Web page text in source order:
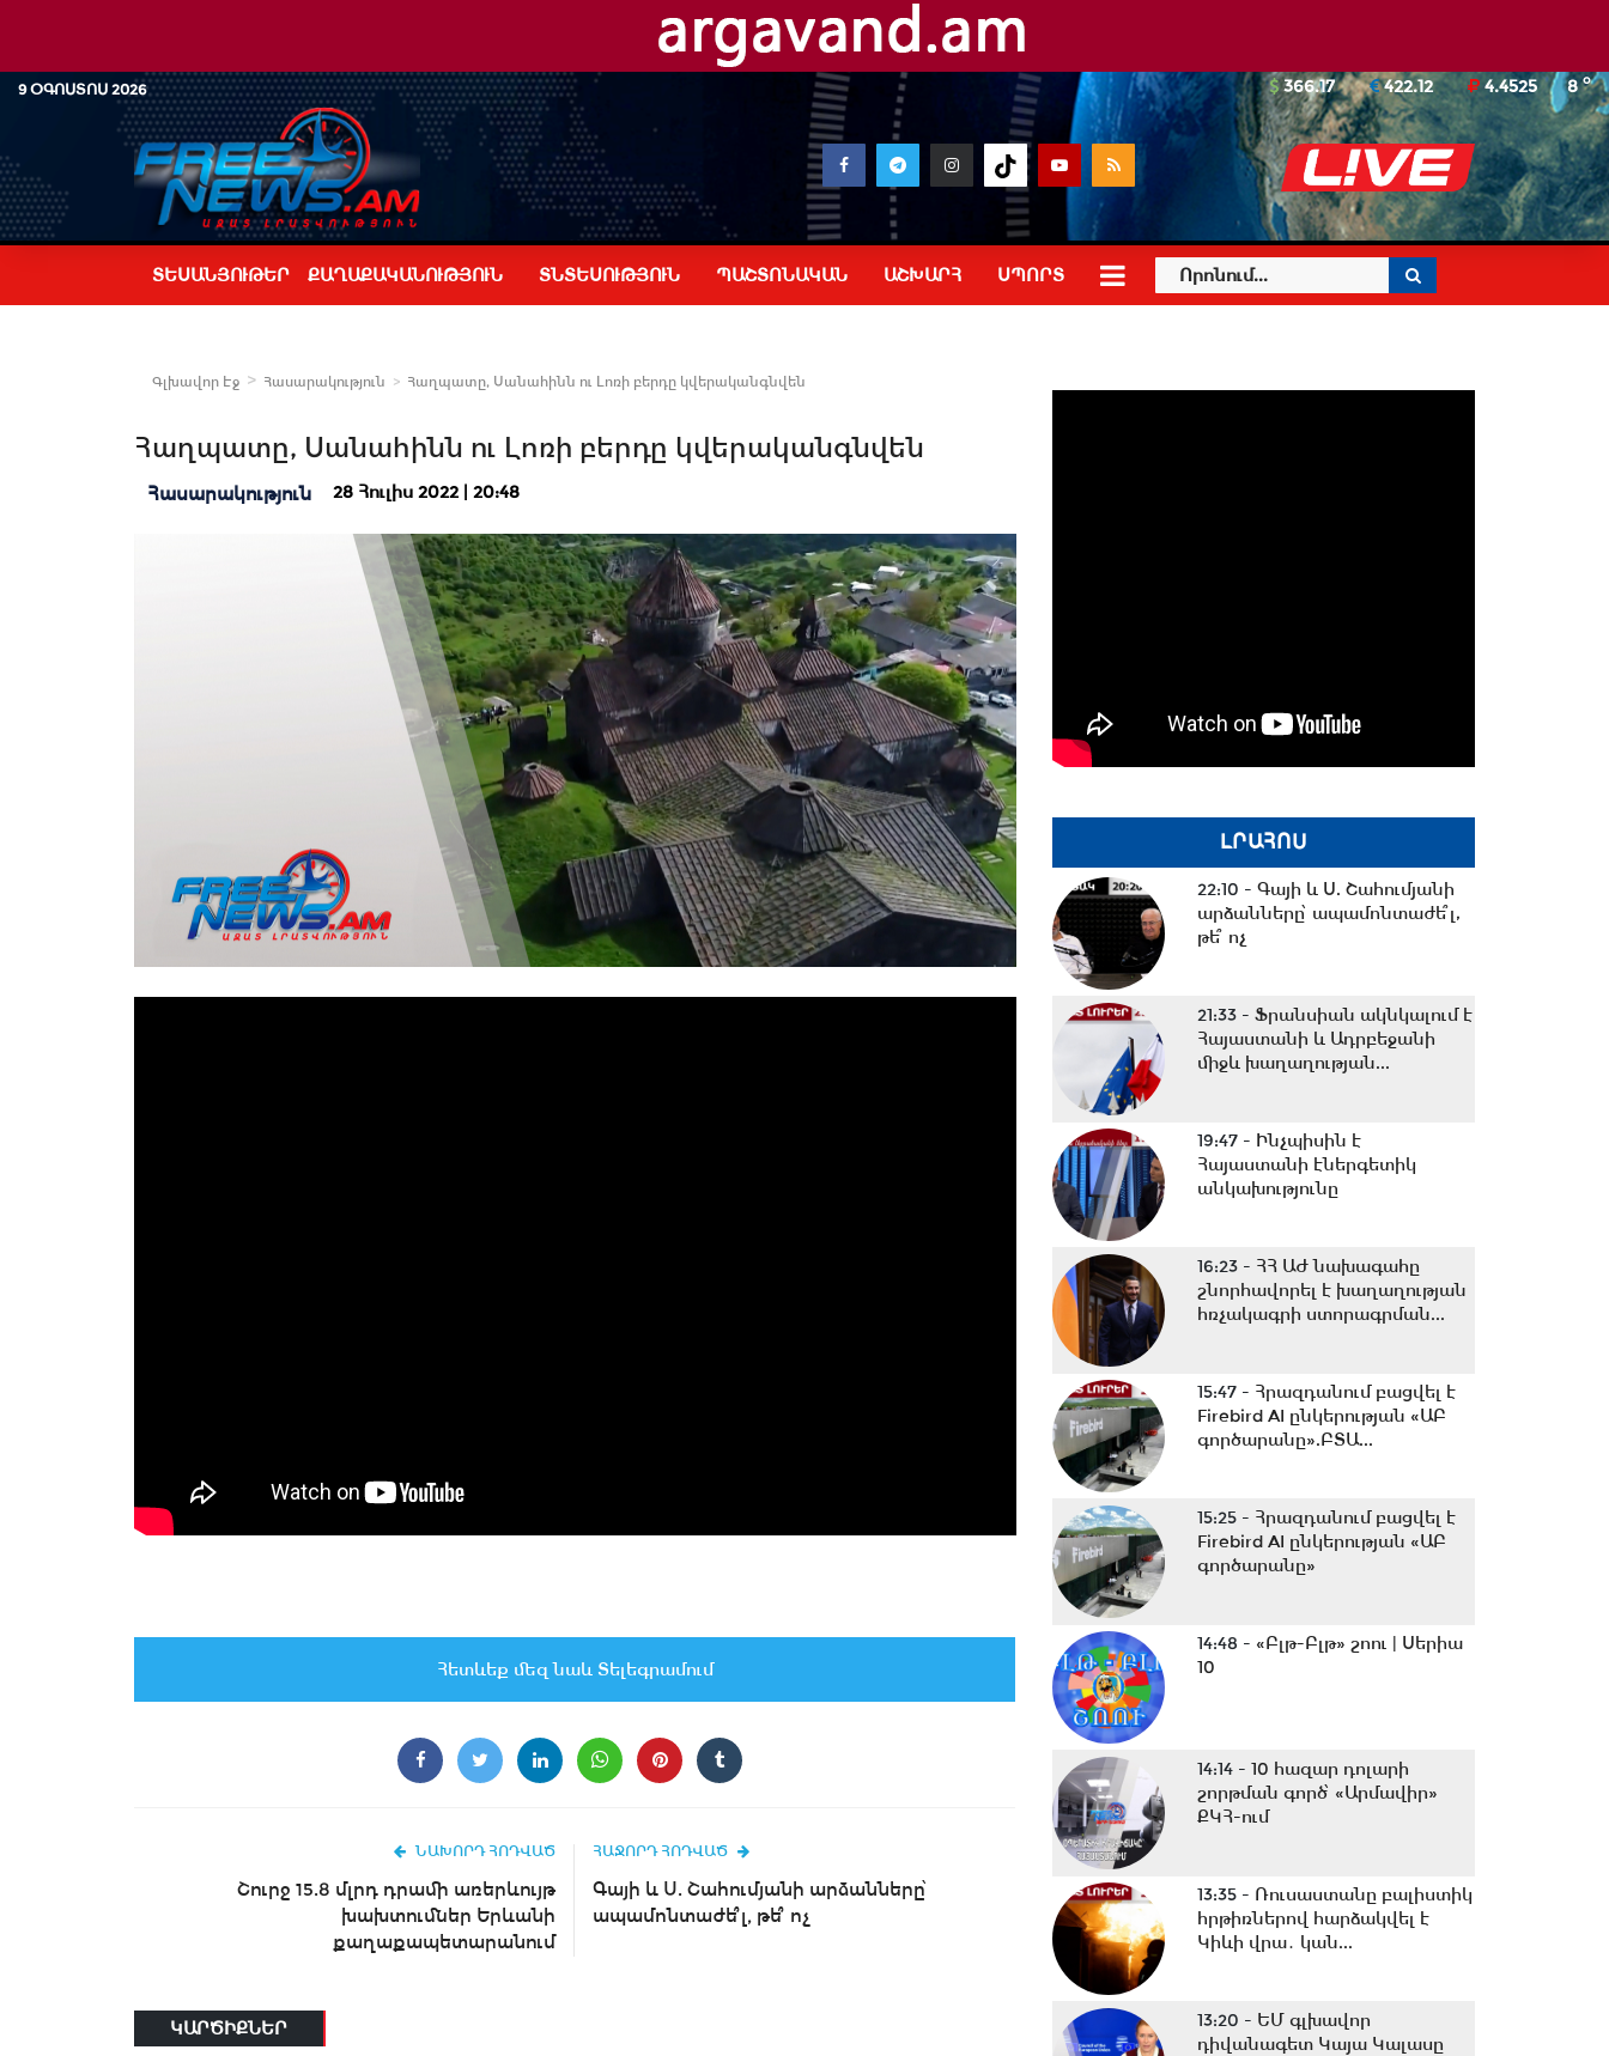
9 ՕԳՈՍՏՈՍ 2026 8o
366.17 422.12 4.4525
ՏԵՍԱՆՅՈՒԹԵՐ ՔԱՂԱՔԱԿԱՆՈՒԹՅՈՒՆ ՏՆՏԵՍՈՒԹՅՈՒՆ ՊԱՇՏՈՆԱԿԱՆ ԱՇԽԱՐՀ ՍՊՈՐՏ
Գլխավոր Էջ Հասարակություն Հաղպատը, Սանահինն ու Լոռի բերդը կվերականգնվեն
Հաղպատը, Սանահինն ու Լոռի բերդը կվերականգնվեն
Հասարակություն 28 Հուլիս 2022 | 20:48
Հետևեք մեզ նաև Տելեգրամում
ՆԱԽՈՐԴ ՀՈԴՎԱԾ
Շուրջ 15.8 մլրդ դրամի առերևույթ
խախտումներ Երևանի
քաղաքապետարանում
ՀԱՋՈՐԴ ՀՈԴՎԱԾ
Գայի և Ս. Շահումյանի արձանները՝
ապամոնտաժե՞լ, թե՞ ոչ
ԿԱՐԾԻՔՆԵՐ
ԼՐԱՀՈՍ
22:10 - Գայի և Ս. Շահումյանի
արձանները՝ ապամոնտաժե՞լ,
թե՞ ոչ
21:33 - Ֆրանսիան ակնկալում է
Հայաստանի և Ադրբեջանի
միջև խաղաղության...
19:47 - Ինչպիսին է
Հայաստանի էներգետիկ
անկախությունը
16:23 - ՀՀ ԱԺ նախագահը
շնորհավորել է խաղաղության
հռչակագրի ստորագրման...
15:47 - Հրազդանում բացվել է
Firebird AI ընկերության «ԱԲ
գործարանը».ԲՏԱ...
15:25 - Հրազդանում բացվել է
Firebird AI ընկերության «ԱԲ
գործարանը»
14:48 - «Բլթ-Բլթ» շոու | Սերիա
10
14:14 - 10 հազար դոլարի
շորթման գործ՝ «Արմավիր»
ՔԿՀ-ում
13:35 - Ռուսաստանը բալիստիկ
հրթիռներով հարձակվել է
Կիևի վրա․ կան...
13:20 - ԵՄ գլխավոր
դիվանագետ Կայա Կալասը